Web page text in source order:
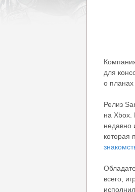
для
о планах
Релиз
на Xbox.
недавно
которая
всего,